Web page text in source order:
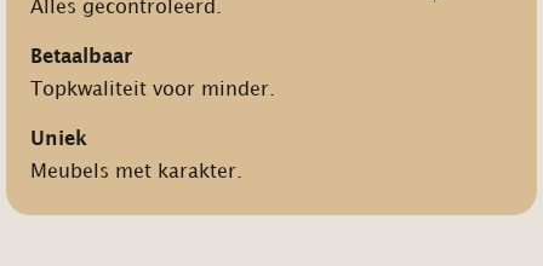
Alles gecontroleerd.
Betaalbaar
Topkwaliteit voor minder.
Uniek
Meubels met karakter.